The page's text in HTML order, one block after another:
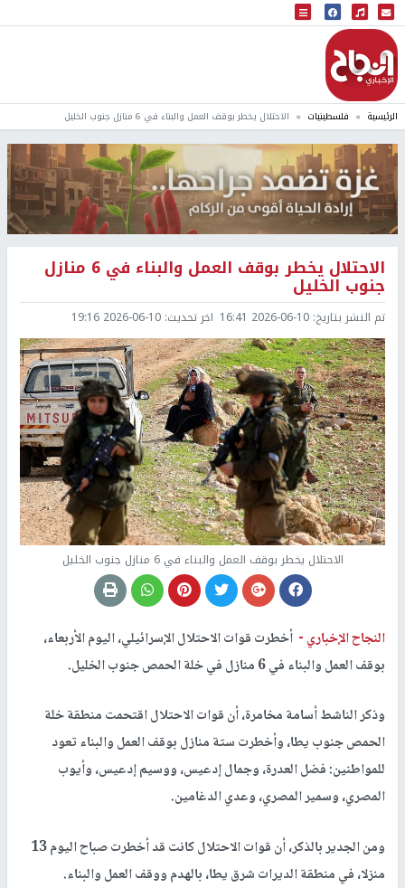
البث المباشر
إذاعة النجاح
الرئيسية فلسطينيات الاحتلال يخطر بوقف العمل والبناء في 6 منازل جنوب الخليل
الاحتلال يخطر بوقف العمل والبناء في 6 منازل
جنوب الخليل
تم النشر بتاريخ: 2026-06-10 16:41 اخر تحديث: 2026-06-10 19:16
الاحتلال يخطر بوقف العمل والبناء في 6 منازل جنوب الخليل
النجاح الإخباري - أخطرت قوات الاحتلال الإسرائيلي، اليوم الأربعاء،
بوقف العمل والبناء في 6 منازل في خلة الحمص جنوب الخليل.
وذكر الناشط أسامة مخامرة، أن قوات الاحتلال اقتحمت منطقة خلة
الحمص جنوب يطا، وأخطرت ستة منازل بوقف العمل والبناء تعود
للمواطنين: فضل العدرة، وجمال إدعيس، ووسيم إدعيس، وأيوب
المصري، وسمير المصري، وعدي الدغامين.
ومن الجدير بالذكر، أن قوات الاحتلال كانت قد أخطرت صباح اليوم 13
منزلا، في منطقة الديرات شرق يطا، بالهدم ووقف العمل والبناء.